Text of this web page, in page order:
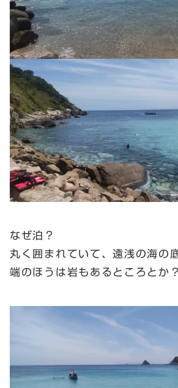
なぜ泊？
丸く囲まれていて、遠浅の海の
端のほうは岩もあるところとか？